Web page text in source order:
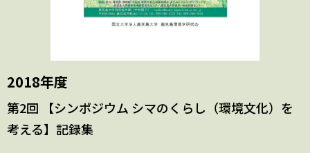
2018年度
第2回 【シンポジウム シマのくらし（環境文化）を
考える】記録集